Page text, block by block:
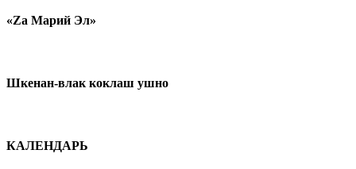
«Zа Марий Эл»
Шкенан-влак коклаш ушно
КАЛЕНДАРЬ